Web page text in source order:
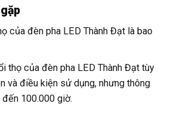
của đèn pha LED Thành Đạt là bao
thọ của đèn pha LED Thành Đạt tùy
và điều kiện sử dụng, nhưng thông
100.000 giờ.